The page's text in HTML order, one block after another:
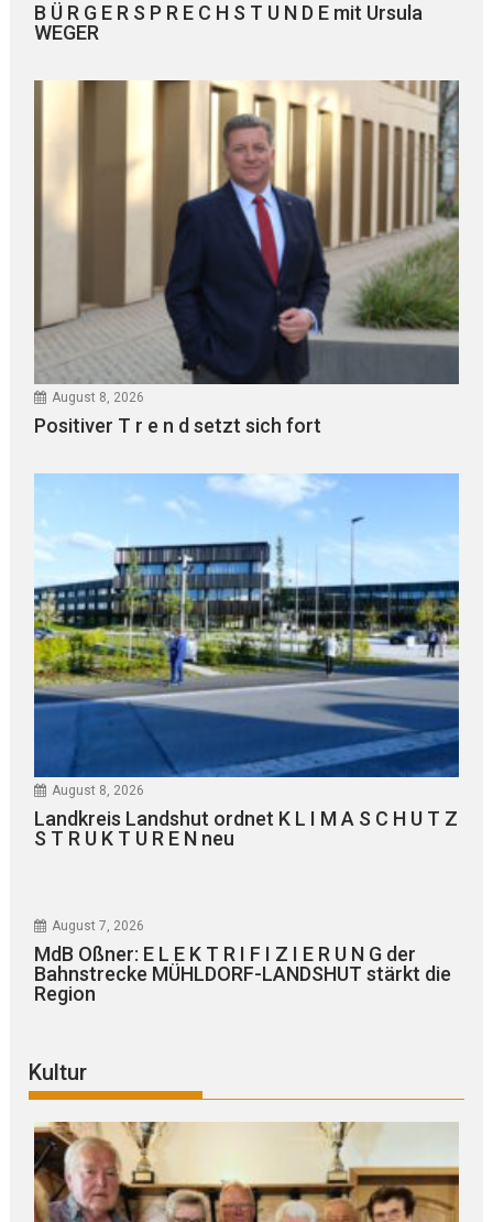
B Ü R G E R S P R E C H S T U N D E mit Ursula
WEGER
August 8, 2026
Positiver T r e n d setzt sich fort
August 8, 2026
Landkreis Landshut ordnet K L I M A S C H U T Z
S T R U K T U R E N neu
August 7, 2026
MdB Oßner: E L E K T R I F I Z I E R U N G der
Bahnstrecke MÜHLDORF-LANDSHUT stärkt die
Region
Kultur